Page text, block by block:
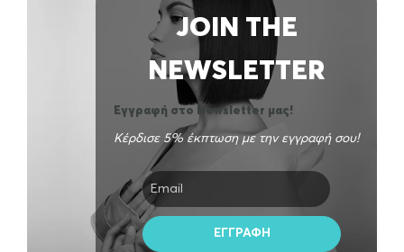
JOIN THE
NEWSLETTER
Εγγραφή στο Newsletter μας!
Κέρδισε 5% έκπτωση με την εγγραφή σου!